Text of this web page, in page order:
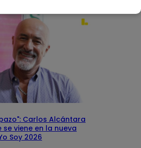
Carlos Alcántara
viene en la nueva
Soy 2026